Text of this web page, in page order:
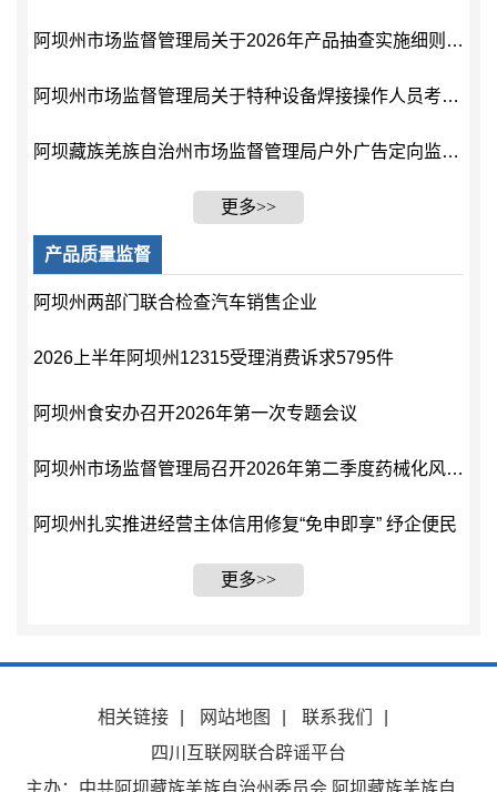
阿坝州市场监督管理局关于2026年产品抽查实施细则的通告
阿坝州市场监督管理局关于特种设备焊接操作人员考核发证工作的公告
阿坝藏族羌族自治州市场监督管理局户外广告定向监测服务采购项目成交公示
更多>>
产品质量监督
阿坝州两部门联合检查汽车销售企业
2026上半年阿坝州12315受理消费诉求5795件
阿坝州食安办召开2026年第一次专题会议
阿坝州市场监督管理局召开2026年第二季度药械化风险会商会
阿坝州扎实推进经营主体信用修复“免申即享” 纾企便民
更多>>
相关链接 网站地图 联系我们
四川互联网联合辟谣平台
主办：中共阿坝藏族羌族自治州委员会 阿坝藏族羌族自